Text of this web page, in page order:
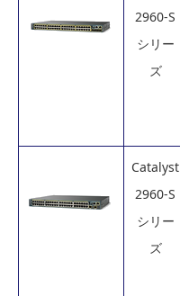
2960-S
シリー
ズ
Catalyst
2960-S
シリー
ズ